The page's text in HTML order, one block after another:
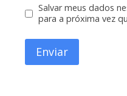
Salvar meus dados
para a próxima vez